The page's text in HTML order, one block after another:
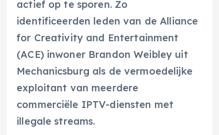
actief op te sporen. Zo
identificeerden leden van de Alliance
for Creativity and Entertainment
(ACE) inwoner Brandon Weibley uit
Mechanicsburg als de vermoedelijke
exploitant van meerdere
commerciële IPTV-diensten met
illegale streams.